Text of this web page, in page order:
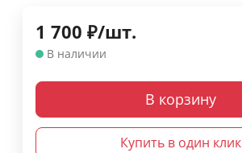
1 700 ₽/шт.
В наличии
В корзину
Купить в один клик